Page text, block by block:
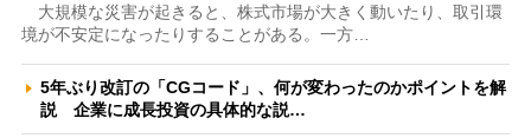
大規模な災害が起きると、株式市場が大きく動いたり、取引環
境が不安定になったりすることがある。一方…
5年ぶり改訂の「CGコード」、何が変わったのかポイントを解
説 企業に成長投資の具体的な説…